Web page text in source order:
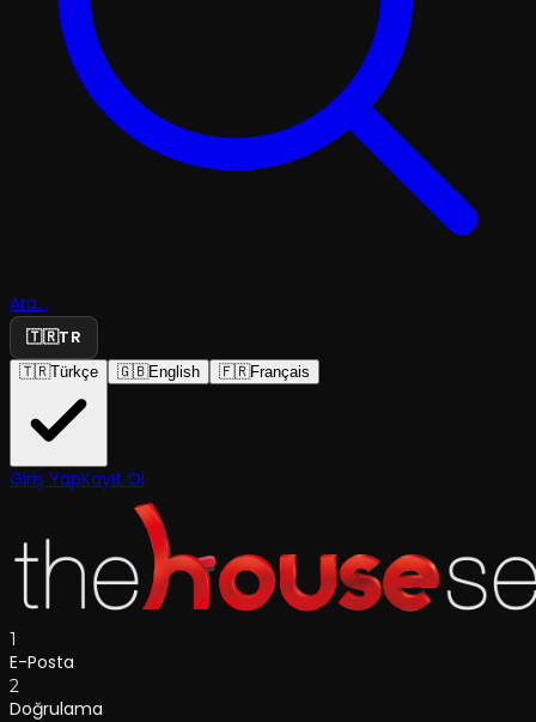
Ara...
🇹🇷TR
🇹🇷Türkçe 🇬🇧English 🇫🇷Français
Giriş YapKayıt Ol
1
E-Posta
2
Doğrulama